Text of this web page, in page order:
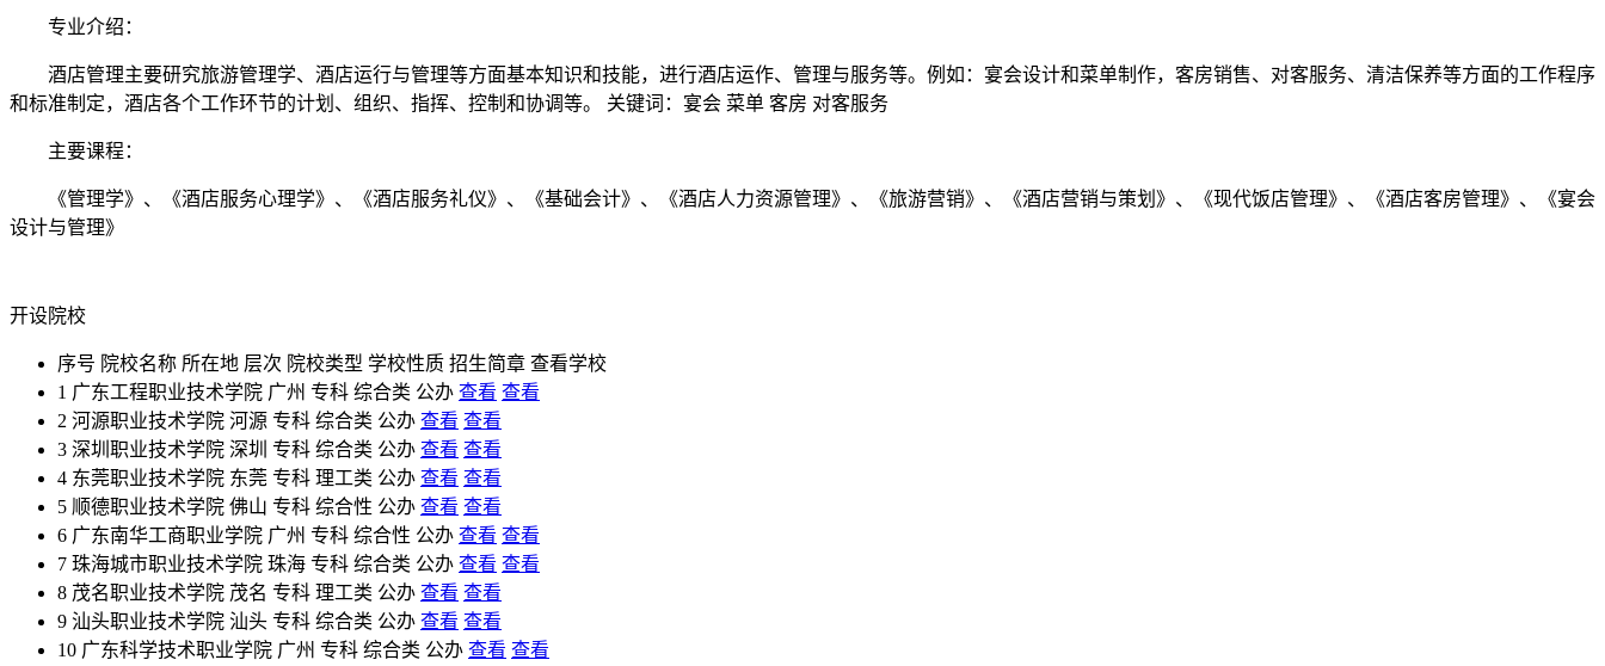
专业介绍：
酒店管理主要研究旅游管理学、酒店运行与管理等方面基本知识和技能，进行酒店运作、管理与服务等。例如：宴会设计和菜单制作，客房销售、对客服务、清洁保养等方面的工作程序
和标准制定，酒店各个工作环节的计划、组织、指挥、控制和协调等。 关键词：宴会 菜单 客房 对客服务
主要课程：
《管理学》、《酒店服务心理学》、《酒店服务礼仪》、《基础会计》、《酒店人力资源管理》、《旅游营销》、《酒店营销与策划》、《现代饭店管理》、《酒店客房管理》、《宴会
设计与管理》
开设院校
序号 院校名称 所在地 层次 院校类型 学校性质 招生简章 查看学校
1 广东工程职业技术学院 广州 专科 综合类 公办 查看 查看
2 河源职业技术学院 河源 专科 综合类 公办 查看 查看
3 深圳职业技术学院 深圳 专科 综合类 公办 查看 查看
4 东莞职业技术学院 东莞 专科 理工类 公办 查看 查看
5 顺德职业技术学院 佛山 专科 综合性 公办 查看 查看
6 广东南华工商职业学院 广州 专科 综合性 公办 查看 查看
7 珠海城市职业技术学院 珠海 专科 综合类 公办 查看 查看
8 茂名职业技术学院 茂名 专科 理工类 公办 查看 查看
9 汕头职业技术学院 汕头 专科 综合类 公办 查看 查看
10 广东科学技术职业学院 广州 专科 综合类 公办 查看 查看